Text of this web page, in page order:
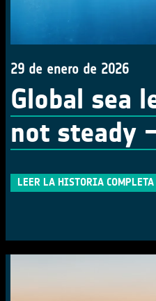
29 de enero de 2026
Global sea
not steady
LEER LA HISTORIA COMPLETA